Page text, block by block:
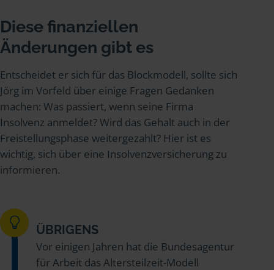
Diese finanziellen
Änderungen gibt es
Entscheidet er sich für das Blockmodell, sollte sich
Jörg im Vorfeld über einige Fragen Gedanken
machen: Was passiert, wenn seine Firma
Insolvenz anmeldet? Wird das Gehalt auch in der
Freistellungsphase weitergezahlt? Hier ist es
wichtig, sich über eine Insolvenzversicherung zu
informieren.
ÜBRIGENS
Vor einigen Jahren hat die Bundesagentur
für Arbeit das Altersteilzeit-Modell